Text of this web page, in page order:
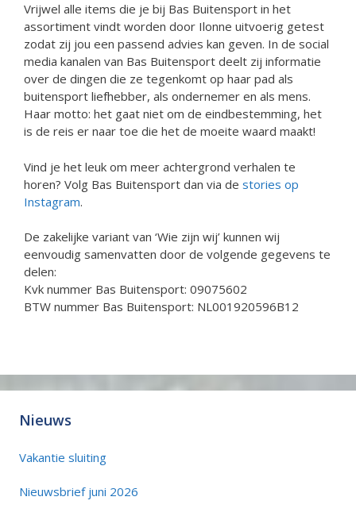
Vrijwel alle items die je bij Bas Buitensport in het
assortiment vindt worden door Ilonne uitvoerig getest
zodat zij jou een passend advies kan geven. In de social
media kanalen van Bas Buitensport deelt zij informatie
over de dingen die ze tegenkomt op haar pad als
buitensport liefhebber, als ondernemer en als mens.
Haar motto: het gaat niet om de eindbestemming, het
is de reis er naar toe die het de moeite waard maakt!
Vind je het leuk om meer achtergrond verhalen te
horen? Volg Bas Buitensport dan via de stories op
Instagram.
De zakelijke variant van ‘Wie zijn wij’ kunnen wij
eenvoudig samenvatten door de volgende gegevens te
delen:
Kvk nummer Bas Buitensport: 09075602
BTW nummer Bas Buitensport: NL001920596B12
Nieuws
Vakantie sluiting
Nieuwsbrief juni 2026